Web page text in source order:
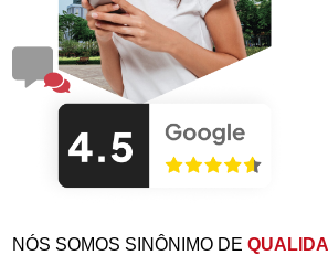
NÓS SOMOS SINÔNIMO DE